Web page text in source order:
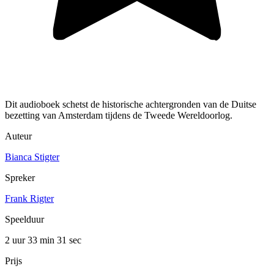
Dit audioboek schetst de historische achtergronden van de Duitse
bezetting van Amsterdam tijdens de Tweede Wereldoorlog.
Auteur
Bianca Stigter
Spreker
Frank Rigter
Speelduur
2 uur 33 min 31 sec
Prijs